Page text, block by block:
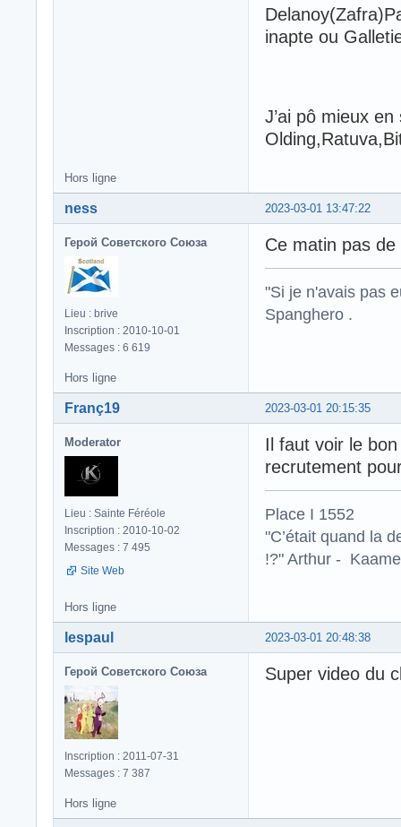
inapte ou
J’ai pô mieux
Hors ligne
2023-03-01 13:47:22
ness
Герой Советского Союза
Lieu : brive
Inscription : 2010-10-01
Messages : 6 619
Ce matin pas
"Si je n'avais pas
Spanghero .
Hors ligne
2023-03-01 20:15:35
Franç19
Moderator
Lieu : Sainte Féréole
Inscription : 2010-10-02
Messages : 7 495
Site Web
Il faut voir le
recrutement
Place I 1552
"C’était quand la
!?" Arthur -
Hors ligne
2023-03-01 20:48:38
lespaul
Герой Советского Союза
Inscription : 2011-07-31
Messages : 7 387
Super video du
Hors ligne